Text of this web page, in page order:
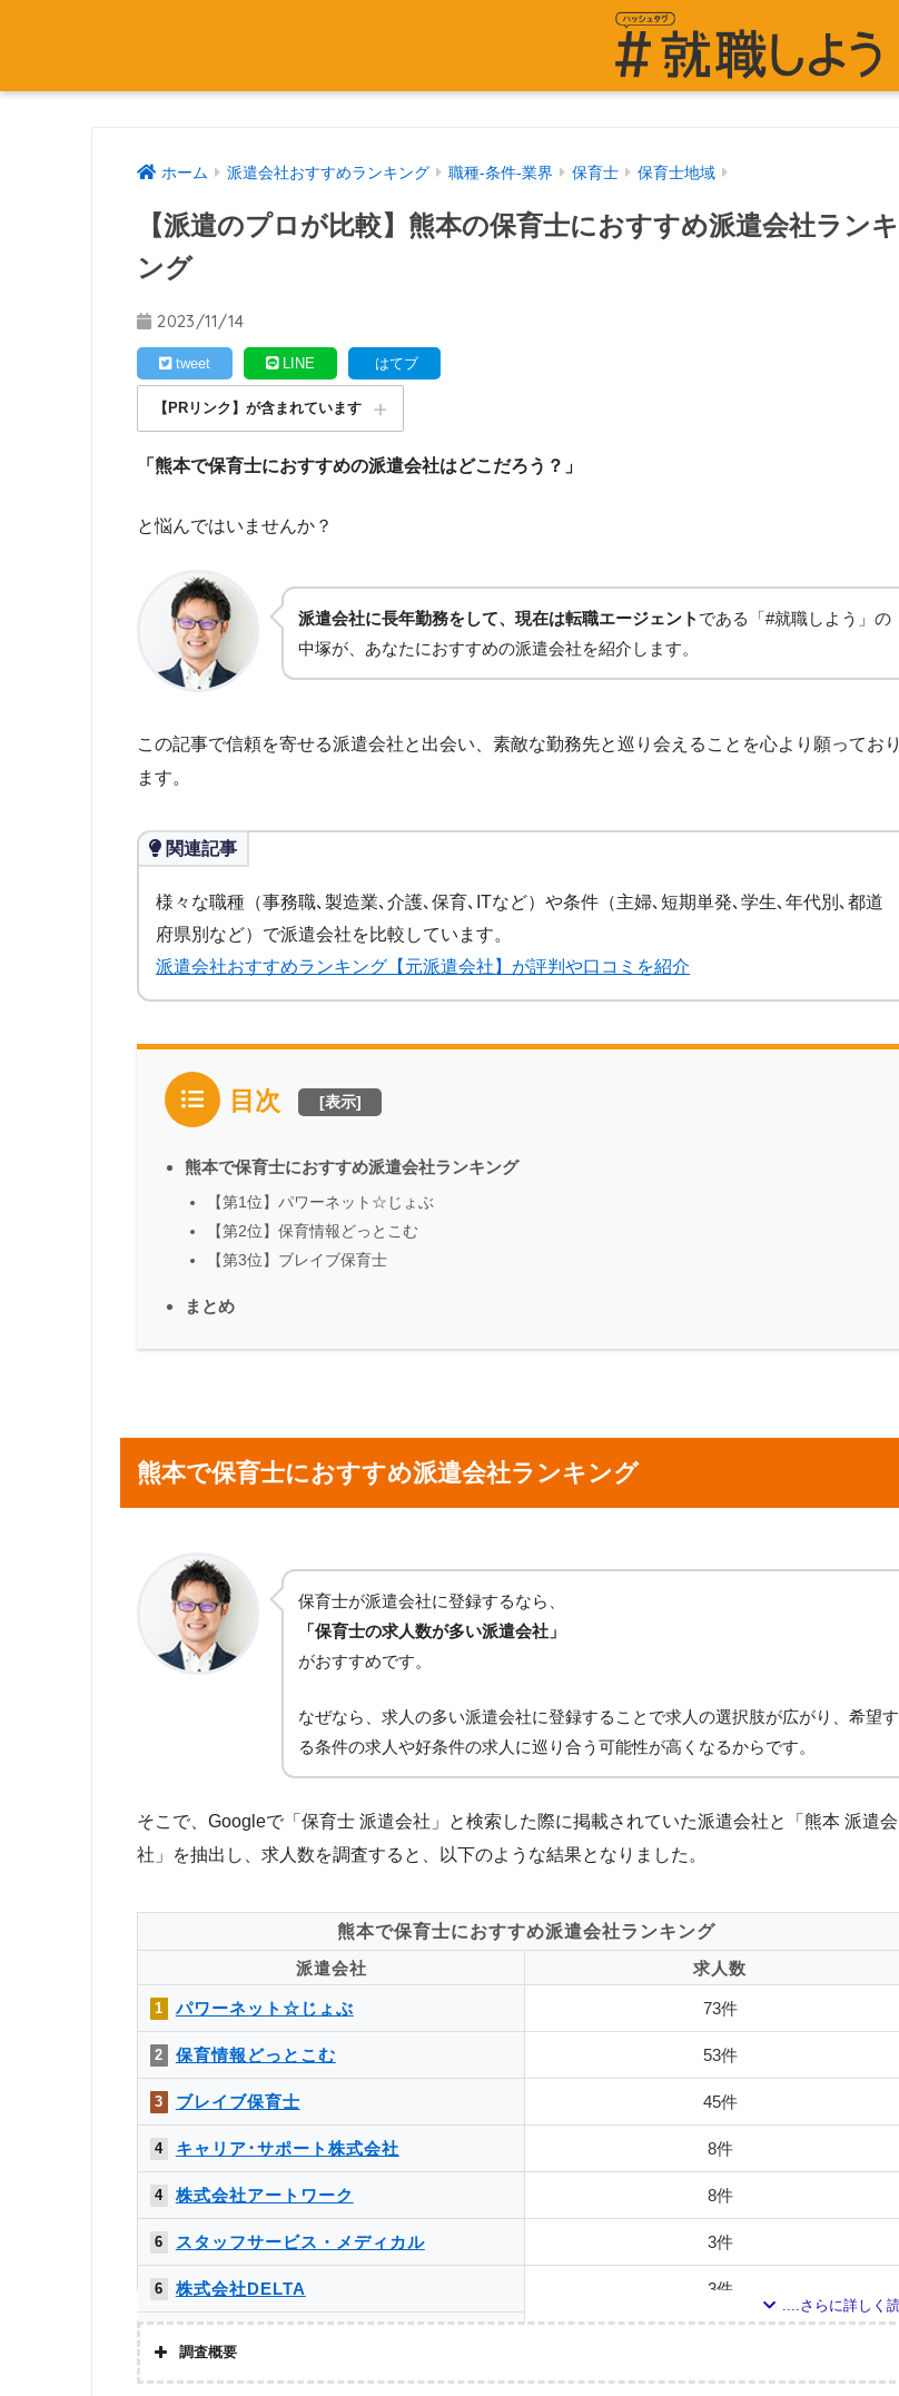
ホーム 派遣会社おすすめランキング 職種-条件-業界 保育士 保育士地域
【派遣のプロが比較】熊本の保育士におすすめ派遣会社ランキ
ング
2023/11/14
tweet LINE はてブ
【PRリンク】が含まれています
「熊本で保育士におすすめの派遣会社はどこだろう？」
と悩んではいませんか？
派遣会社に長年勤務をして、現在は転職エージェント である「#就職しよう」の
中塚が、あなたにおすすめの派遣会社を紹介します。
この記事で信頼を寄せる派遣会社と出会い、素敵な勤務先と巡り会えることを心より願っており
ます。
関連記事
様々な職種（事務職､製造業､介護､保育､ITなど）や条件（主婦､短期単発､学生､年代別､都道
府県別など）で派遣会社を比較しています。
派遣会社おすすめランキング【元派遣会社】が評判や口コミを紹介
目次 [表示]
熊本で保育士におすすめ派遣会社ランキング
【第1位】パワーネット☆じょぶ
【第2位】保育情報どっとこむ
【第3位】ブレイブ保育士
まとめ
熊本で保育士におすすめ派遣会社ランキング
保育士が派遣会社に登録するなら、
「保育士の求人数が多い派遣会社」
がおすすめです。
なぜなら、求人の多い派遣会社に登録することで求人の選択肢が広がり、希望す
る条件の求人や好条件の求人に巡り合う可能性が高くなるからです。
そこで、Googleで「保育士 派遣会社」と検索した際に掲載されていた派遣会社と「熊本 派遣会
社」を抽出し、求人数を調査すると、以下のような結果となりました。
熊本で保育士におすすめ派遣会社ランキング
派遣会社
求人数
1 パワーネット☆じょぶ 73件
2 保育情報どっとこむ 53件
3 ブレイブ保育士 45件
4 キャリア･サポート株式会社 8件
4 株式会社アートワーク 8件
6 スタッフサービス・メディカル 3件
6 株式会社DELTA 3件
9 ランスタッド 1件
調査概要